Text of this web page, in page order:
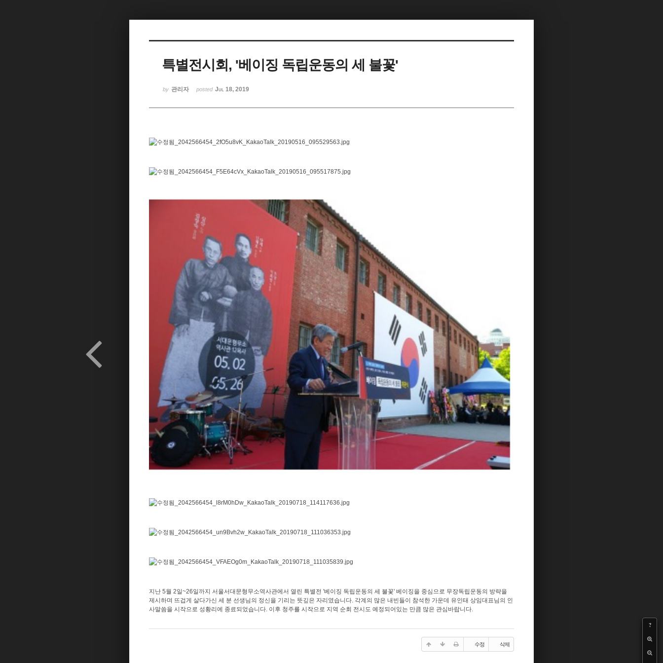
특별전시회, '베이징 독립운동의 세 불꽃'
by 관리자 posted Jul 18, 2019
?
지난 5월 2일~26일까지 서울서대문형무소역사관에서 열린 특별전 '베이징 독립운동의 세 불꽃' 베이징을 중심으로 무장독립운동의 방략을
제시하며 뜨겁게 살다가신 세 분 선생님의 정신을 기리는 뜻깊은 자리였습니다. 각계의 많은 내빈들이 참석한 가운데 유인태 상임대표님의 인
사말씀을 시작으로 성황리에 종료되었습니다. 이후 청주를 시작으로 지역 순회 전시도 예정되어있는 만큼 많은 관심바랍니다.
수정 삭제
Sketchbook5, 스케치북5
Sketchbook5, 스케치북5